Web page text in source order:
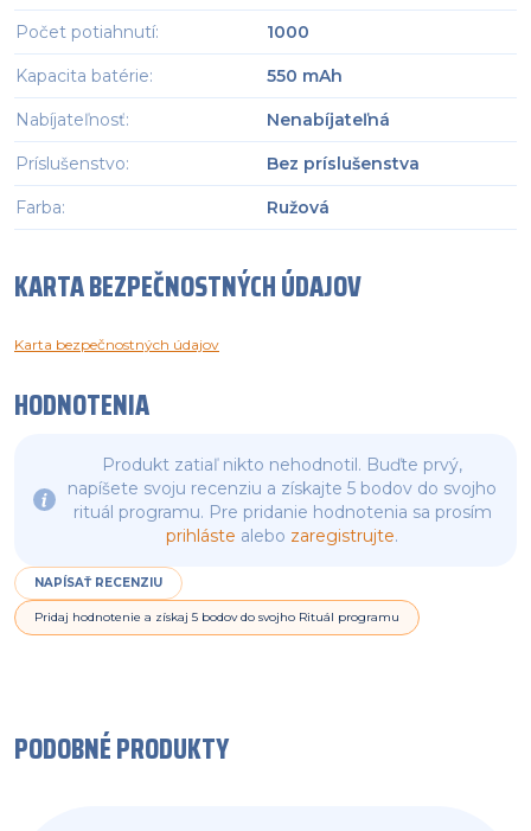
Počet potiahnutí: 1000
Kapacita batérie: 550 mAh
Nabíjateľnosť: Nenabíjateľná
Príslušenstvo: Bez príslušenstva
Farba: Ružová
KARTA BEZPEČNOSTNÝCH ÚDAJOV
Karta bezpečnostných údajov
HODNOTENIA
Produkt zatiaľ nikto nehodnotil. Buďte prvý,
napíšete svoju recenziu a získajte 5 bodov do svojho
rituál programu. Pre pridanie hodnotenia sa prosím
prihláste alebo zaregistrujte.
NAPÍSAŤ RECENZIU
Pridaj hodnotenie a získaj 5 bodov do svojho Rituál programu
PODOBNÉ PRODUKTY